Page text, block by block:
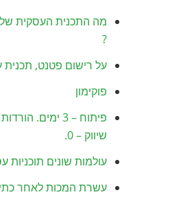
מה התכנית העסקית
?
על רישום פטנט,
פוקימון
פיתוח – 3 ימים.
שיווק – 0.
עולמות שונים תוכניות
עשרת המכות לאחר